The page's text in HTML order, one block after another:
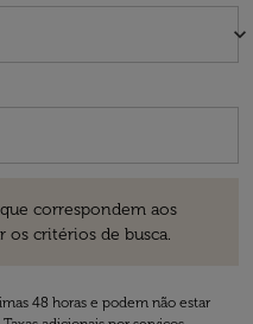
keyboard_arrow_down
correspondem aos
os critérios de busca.
48 horas e podem não estar